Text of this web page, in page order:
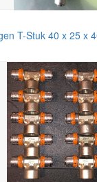
T-Stuk 40 x 25 x